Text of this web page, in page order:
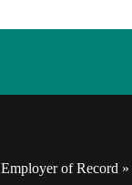
Employer of Record »